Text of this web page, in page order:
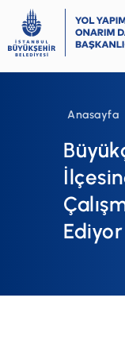
Terminoloji
İletişim
Anasayfa
Ediyor